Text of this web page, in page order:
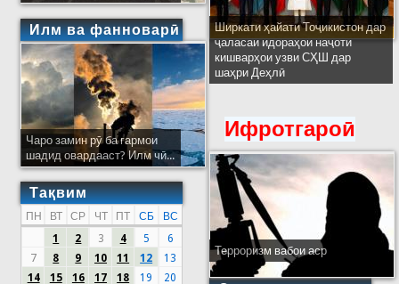
Илм ва фанноварӣ
Чаро замин рӯ ба гармои
шадид овардааст? Илм чӣ...
Тақвим
ПН ВТ СР ЧТ ПТ СБ
ВС
1
2 3 4 5
6
7
8 9 10 11 12
13
14
15 16 17 18 19
20
Ширкати ҳайати Тоҷикистон дар
ҷаласаи идораҳои наҷоти
кишварҳои узви СҲШ дар
шаҳри Деҳлӣ
Ифротгароӣ
Терроризм вабои аср